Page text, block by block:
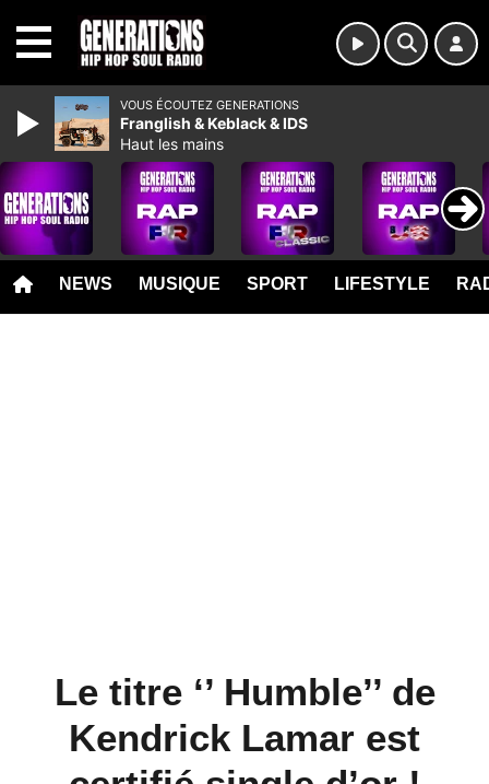
NEWS MUSIQUE SPORT LIFESTYLE
Le titre ‘’ Humble’’ de
Kendrick Lamar est
VOUS ÉCOUTEZ GENERATIONS
Franglish & Keblack & IDS
Haut les mains